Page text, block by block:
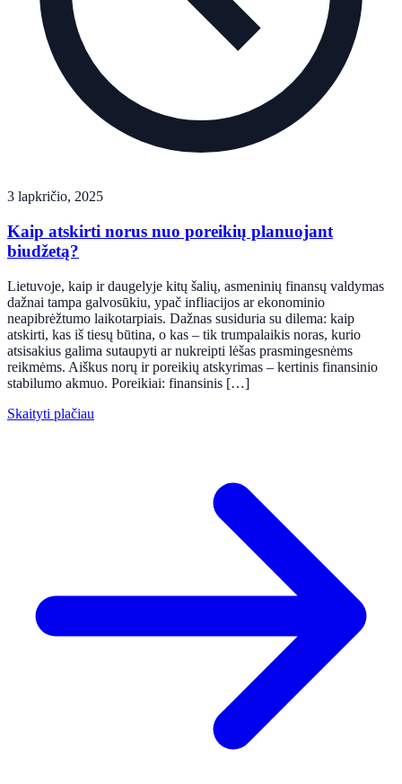
3 lapkričio, 2025
Kaip atskirti norus nuo poreikių planuojant
biudžetą?
Lietuvoje, kaip ir daugelyje kitų šalių, asmeninių finansų valdymas
dažnai tampa galvosūkiu, ypač infliacijos ar ekonominio
neapibrėžtumo laikotarpiais. Dažnas susiduria su dilema: kaip
atskirti, kas iš tiesų būtina, o kas – tik trumpalaikis noras, kurio
atsisakius galima sutaupyti ar nukreipti lėšas prasmingesnėms
reikmėms. Aiškus norų ir poreikių atskyrimas – kertinis finansinio
stabilumo akmuo. Poreikiai: finansinis […]
Skaityti plačiau